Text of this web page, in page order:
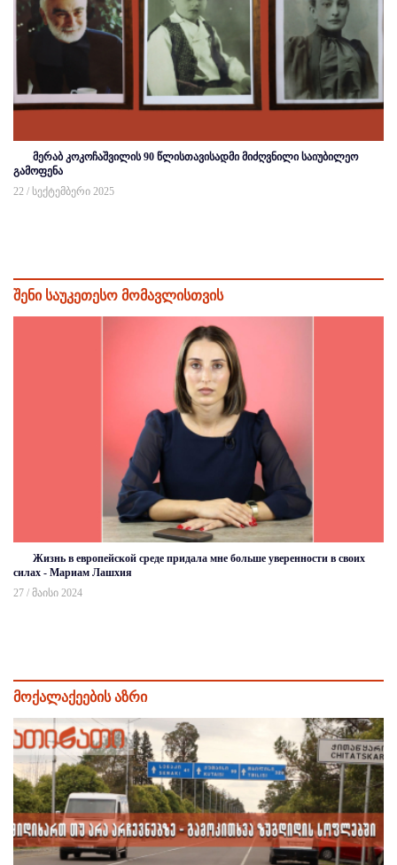
მერაბ კოკოჩაშვილის 90 წლისთავისადმი მიძღვნილი საიუბილეო
გამოფენა
22 / სექტემბერი 2025
შენი საუკეთესო მომავლისთვის
Жизнь в европейской среде придала мне больше уверенности в своих
силах - Мариам Лашхия
27 / მაისი 2024
მოქალაქეების აზრი